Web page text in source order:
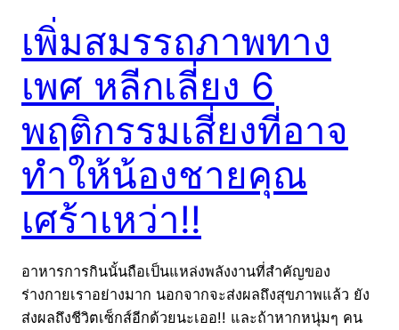
เพิ่มสมรรถภาพทาง
เพศ หลีกเลี่ยง 6
พฤติกรรมเสี่ยงที่อาจ
ทำให้น้องชายคุณ
เศร้าเหว่า!!
อาหารการกินนั้นถือเป็นแหล่งพลังงานที่สำคัญของ
ร่างกายเราอย่างมาก นอกจากจะส่งผลถึงสุขภาพแล้ว ยัง
ส่งผลถึงชีวิตเซ็กส์อีกด้วยนะเออ!! และถ้าหากหนุ่มๆ คน